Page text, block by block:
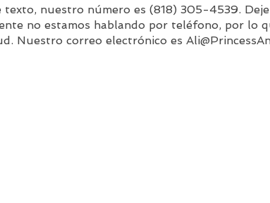
nuestro número es (818) 305-4539. Deje
no estamos hablando por teléfono, por lo
Nuestro correo electrónico es